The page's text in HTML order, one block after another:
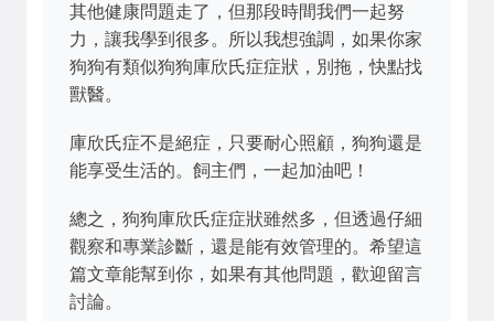
其他健康問題走了，但那段時間我們一起努
力，讓我學到很多。所以我想強調，如果你家
狗狗有類似狗狗庫欣氏症症狀，別拖，快點找
獸醫。
庫欣氏症不是絕症，只要耐心照顧，狗狗還是
能享受生活的。飼主們，一起加油吧！
總之，狗狗庫欣氏症症狀雖然多，但透過仔細
觀察和專業診斷，還是能有效管理的。希望這
篇文章能幫到你，如果有其他問題，歡迎留言
討論。